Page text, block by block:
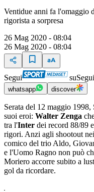
Ventidue anni fa l'omaggio
rigorista a sorpresa
26 Mag 2020 - 08:04
26 Mag 2020 - 08:04
Segui su
whatsapp discover
Serata del 12 maggio
suoi eroi: Walter Zenga
tra l'Inter dei record 88/89
rigori. Anzi agli shootout
comico del trio Aldo,
e l'Uomo Ragno non può
Moriero accorre subito a
gol da ricordare.